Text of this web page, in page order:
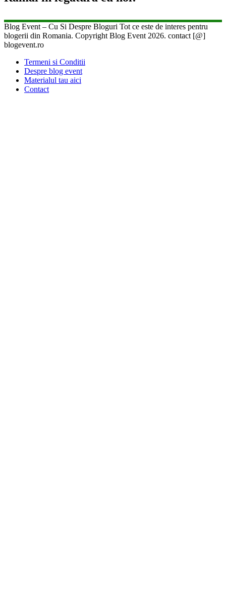
Blog Event – Cu Si Despre Bloguri Tot ce este de interes pentru
blogerii din Romania. Copyright Blog Event 2026. contact [@]
blogevent.ro
Termeni si Conditii
Despre blog event
Materialul tau aici
Contact